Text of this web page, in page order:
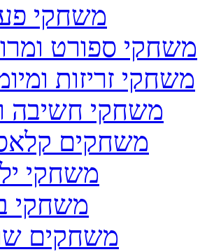
משחקי
משחקי ספורט
משחקי זריזות
משחקי חשיבה
משחקים
משחקי
משחקי
משחקים